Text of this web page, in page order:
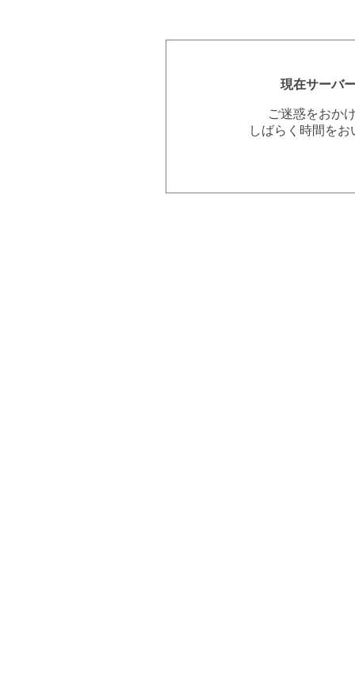
現在サーバ
ご迷惑をおか
しばらく時間を